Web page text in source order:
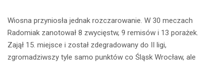
Wiosna przyniosła jednak rozczarowanie. W 30 meczach
Radomiak zanotował 8 zwycięstw, 9 remisów i 13 porażek.
Zajął 15. miejsce i został zdegradowany do II ligi,
zgromadziwszy tyle samo punktów co Śląsk Wrocław, ale